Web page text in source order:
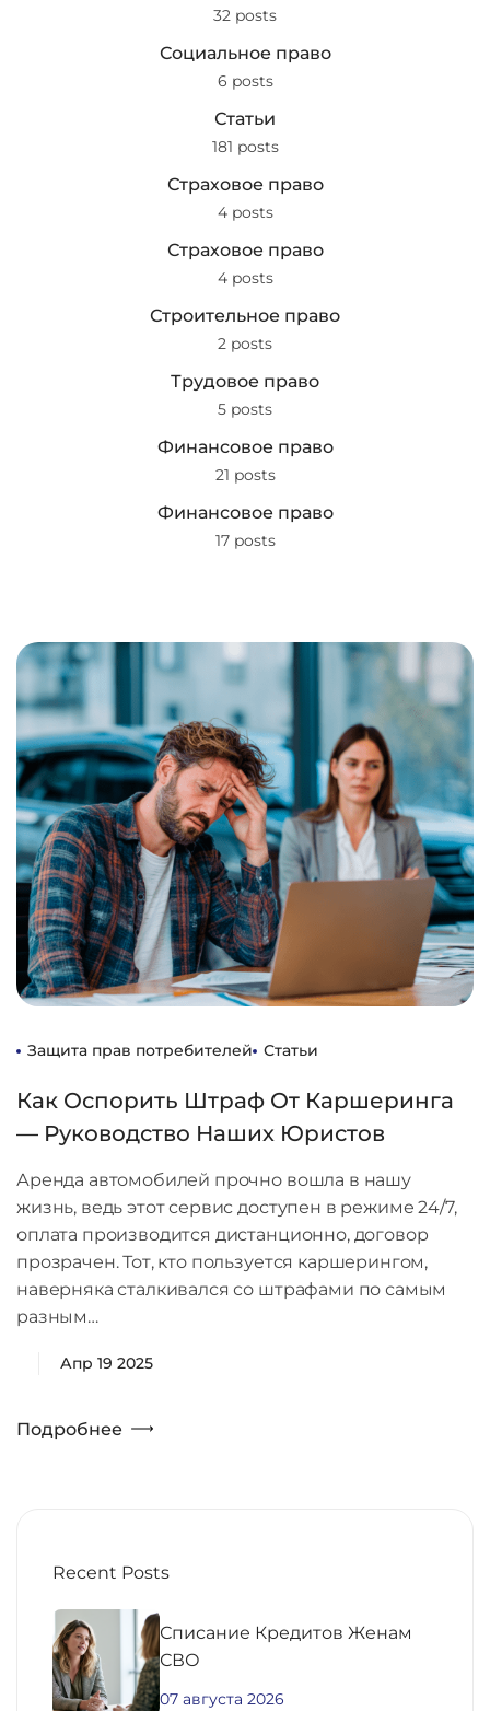
32 posts
Социальное право
6 posts
Статьи
181 posts
Страховое право
4 posts
Страховое право
4 posts
Строительное право
2 posts
Трудовое право
5 posts
Финансовое право
21 posts
Финансовое право
17 posts
Защита прав потребителей Статьи
Как Оспорить Штраф От Каршеринга
— Руководство Наших Юристов
Аренда автомобилей прочно вошла в нашу
жизнь, ведь этот сервис доступен в режиме 24/7,
оплата производится дистанционно, договор
прозрачен. Тот, кто пользуется каршерингом,
наверняка сталкивался со штрафами по самым
разным…
Апр 19 2025
Подробнее
Recent Posts
Списание Кредитов Женам
СВО
07 августа 2026